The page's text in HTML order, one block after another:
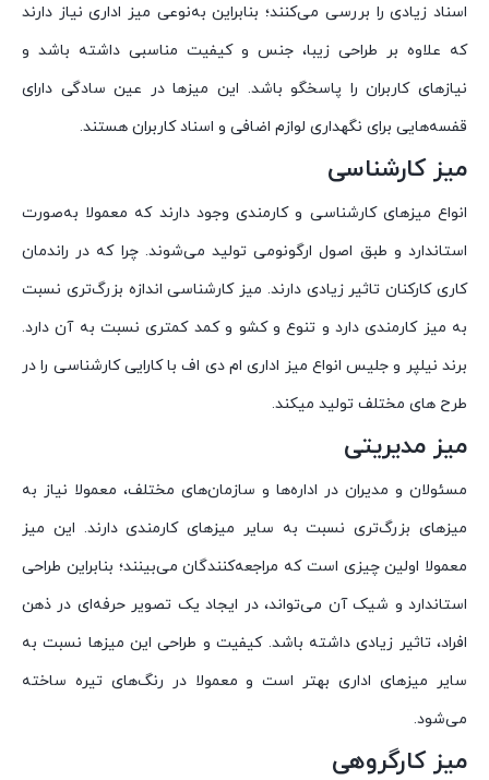
اسناد زیادی را بررسی می‌کنند؛ بنابراین به‌نوعی میز اداری نیاز دارند
که علاوه بر طراحی زیبا، جنس و کیفیت مناسبی داشته باشد و
نیازهای کاربران را پاسخگو باشد. این میزها در عین سادگی دارای
قفسه‌هایی برای نگهداری لوازم اضافی و اسناد کاربران هستند.
میز کارشناسی
انواع میزهای کارشناسی و کارمندی وجود دارند که معمولا به‌صورت
استاندارد و طبق اصول ارگونومی تولید می‌شوند. چرا که در راندمان
کاری کارکنان تاثیر زیادی دارند. میز کارشناسی اندازه بزرگ‌تری نسبت
به میز کارمندی دارد و تنوع و کشو و کمد کمتری نسبت به آن دارد.
برند نیلپر و جلیس انواع میز اداری ام دی اف با کارایی کارشناسی را در
طرح های مختلف تولید میکند.
میز مدیریتی
مسئولان و مدیران در اداره‌ها و سازمان‌های مختلف، معمولا نیاز به
میزهای بزرگ‌تری نسبت به سایر میزهای کارمندی دارند. این میز
معمولا اولین چیزی است که مراجعه‌کنندگان می‌بینند؛ بنابراین طراحی
استاندارد و شیک آن می‌تواند، در ایجاد یک تصویر حرفه‌ای در ذهن
افراد، تاثیر زیادی داشته باشد. کیفیت و طراحی این میزها نسبت به
سایر میزهای اداری بهتر است و معمولا در رنگ‌های تیره ساخته
می‌شود.
میز کارگروهی